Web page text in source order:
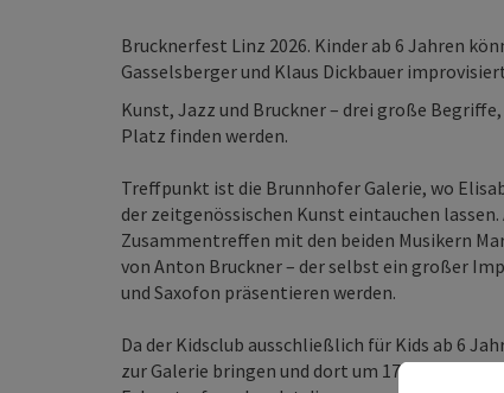
Brucknerfest Linz 2026. Kinder ab 6 Jahren
Gasselsberger und Klaus Dickbauer
Kunst, Jazz und Bruckner – drei große
Platz finden werden.
Treffpunkt ist die Brunnhofer Galerie, wo
der zeitgenössischen Kunst eintauchen
Zusammentreffen mit den beiden Musikern
von Anton Bruckner – der selbst ein großer
und Saxofon präsentieren werden.
Da der Kidsclub ausschließlich für Kids ab 6
zur Galerie bringen und dort um 17:30 Uhr